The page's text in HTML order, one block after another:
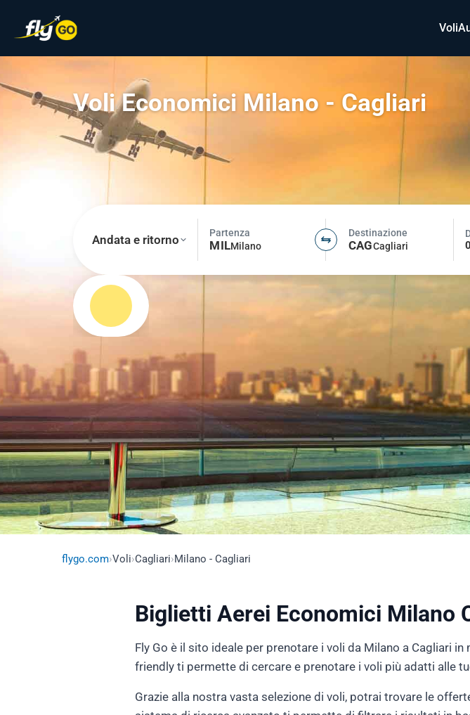
Voli
Voli Economici Milano - Cagliari
Andata e ritorno Partenza
MILMilano
Destinazione
CAGCagliari
flygo.com›Voli›Cagliari›Milano - Cagliari
Biglietti Aerei Economici Milano
Fly Go è il sito ideale per prenotare i voli da Milano a Cagliari
friendly ti permette di cercare e prenotare i voli più adatti alle
Grazie alla nostra vasta selezione di voli, potrai trovare le